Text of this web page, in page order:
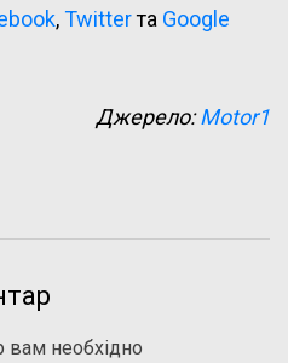
,Twitterта Google
Джерело:Motor1
вам необхідно